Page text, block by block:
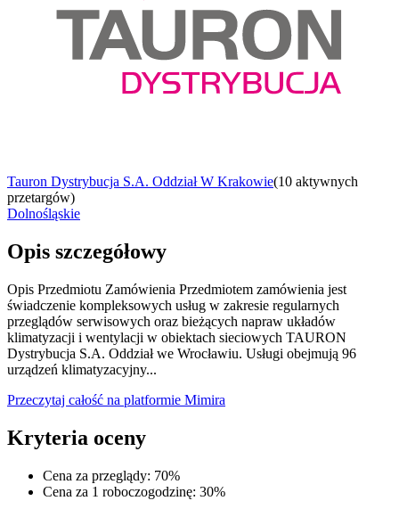
Tauron Dystrybucja S.A. Oddział W Krakowie(10 aktywnych
przetargów)
Dolnośląskie
Opis szczegółowy
Opis Przedmiotu Zamówienia Przedmiotem zamówienia jest
świadczenie kompleksowych usług w zakresie regularnych
przeglądów serwisowych oraz bieżących napraw układów
klimatyzacji i wentylacji w obiektach sieciowych TAURON
Dystrybucja S.A. Oddział we Wrocławiu. Usługi obejmują 96
urządzeń klimatyzacyjny...
Przeczytaj całość na platformie Mimira
Kryteria oceny
Cena za przeglądy: 70%
Cena za 1 roboczogodzinę: 30%